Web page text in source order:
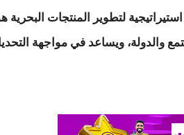
لتطوير المنتجات البحرية
والدولة، ويساعد في مواجهة